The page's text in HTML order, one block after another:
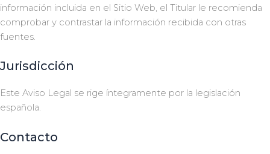
información incluida en el Sitio Web, el Titular le recomienda
comprobar y contrastar la información recibida con otras
fuentes.
Jurisdicción
Este Aviso Legal se rige íntegramente por la legislación
española.
Contacto